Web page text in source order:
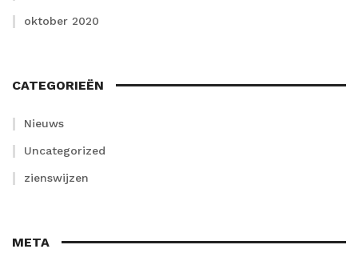
oktober 2020
CATEGORIEËN
Nieuws
Uncategorized
zienswijzen
META